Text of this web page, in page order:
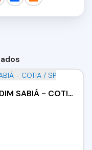
CASA - 3 DORMITÓRIOS - JARDIM SABIÁ - COTIA / SP